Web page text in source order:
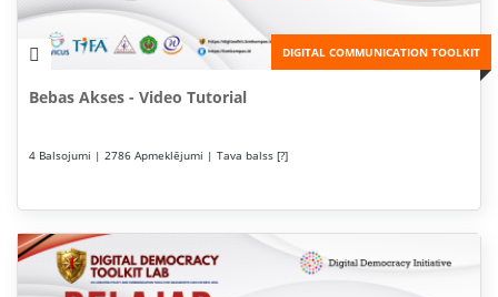
DIGITAL COMMUNICATION TOOLKIT
Bebas Akses - Video Tutorial
4 Balsojumi | 2786 Apmeklējumi | Tava balss [?]